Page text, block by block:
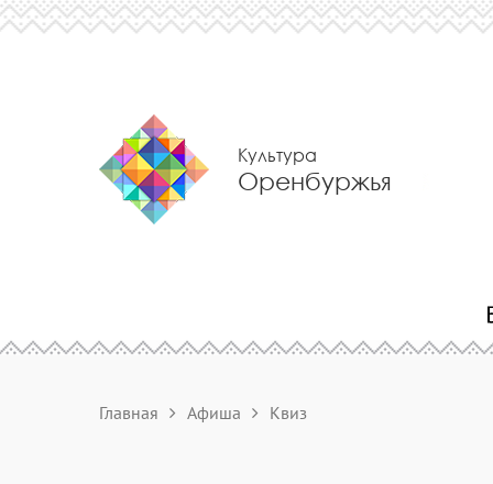
Культура
Оренбуржья
Главная Афиша Квиз